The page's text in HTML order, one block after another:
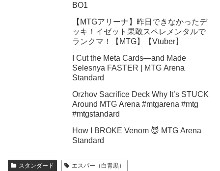
BO1
【MTGアリーナ】昨日できなかったデ
ッキ！イゼット果敢スペレメンタルで
ランクマ！【MTG】【Vtuber】
I Cut the Meta Cards—and Made
Selesnya FASTER | MTG Arena
Standard
Orzhov Sacrifice Deck Why It’s STUCK
Around MTG Arena #mtgarena #mtg
#mtgstandard
How I BROKE Venom 😈 MTG Arena
Standard
スタンダード エスパー（白青黒）